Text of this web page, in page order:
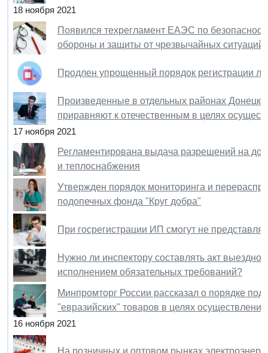
18 ноября 2021
Появился техрегламент ЕАЭС по
обороны и защиты от чрезвычайных ситуаций
Продлен упрощенный порядок регистрации
Произведенные в отдельных районах
приравняют к отечественным в целях
17 ноября 2021
Регламентирована выдача разрешений на
и теплоснабжения
Утвержден порядок мониторинга и
подопечных фонда "Круг добра"
При госрегистрации ИП смогут не
Нужно ли инспектору составлять акт
исполнением обязательных требований?
Минпромторг России рассказал о порядке
"евразийских" товаров в целях
16 ноября 2021
На розничных и оптовом рынках